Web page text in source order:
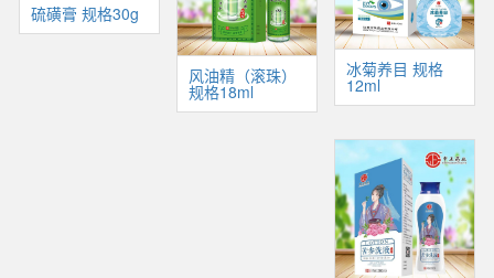
硫磺膏 规格30g
风油精（滚珠）
规格18ml
冰菊养目 规格
12ml